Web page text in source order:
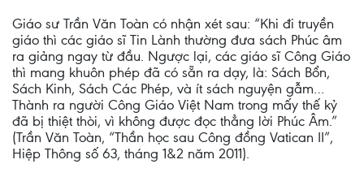
Giáo sư Trần Văn Toàn có nhận xét sau: “Khi đi truyền
giáo thì các giáo sĩ Tin Lành thường đưa sách Phúc âm
ra giảng ngay từ đầu. Ngược lại, các giáo sĩ Công Giáo
thì mang khuôn phép đã có sẵn ra dạy, là: Sách Bổn,
Sách Kinh, Sách Các Phép, và ít sách nguyện gẫm…
Thành ra người Công Giáo Việt Nam trong mấy thế kỷ
đã bị thiệt thòi, vì không được đọc thẳng lời Phúc Âm.”
(Trần Văn Toàn, “Thần học sau Công đồng Vatican II”,
Hiệp Thông số 63, tháng 1&2 năm 2011).